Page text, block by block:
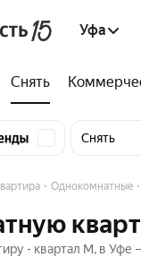
Уфа
Снять
Снять
Однокомнатные
- квартал М, в Уфе